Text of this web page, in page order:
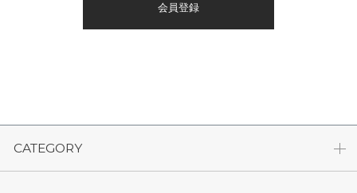
会員登録
CATEGORY